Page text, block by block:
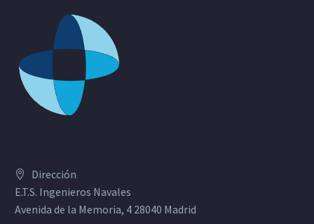
Dirección
E.T.S. Ingenieros Navales
Avenida de la Memoria, 4 28040 Madrid